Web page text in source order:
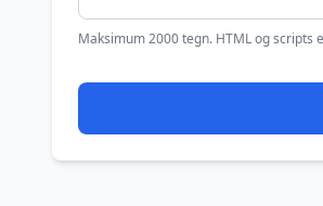
Maksimum 2000 tegn. HTML og scripts